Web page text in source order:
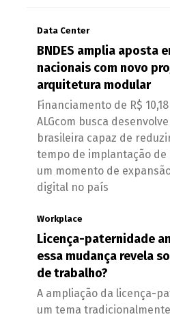
Data Center
BNDES amplia aposta
nacionais com novo
arquitetura modular
Financiamento de R$
ALGcom busca
brasileira capaz de
tempo de implantação
um momento de
digital no país
Workplace
Licença-paternidade
essa mudança revela
de trabalho?
A ampliação da licença-
um tema